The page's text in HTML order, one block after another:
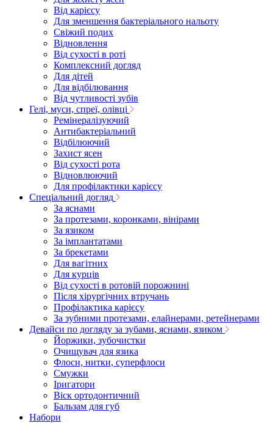
Від карієсу
Для зменшення бактеріального нальоту
Свіжий подих
Відновлення
Від сухості в роті
Комплексний догляд
Для дітей
Для відбілювання
Від чутливості зубів
Гелі, муси, спреї, олівці
Ремінералізуючий
Антибактеріальний
Відбілюючий
Захист ясен
Від сухості рота
Відновлюючий
Для профілактики карієсу
Спеціальний догляд
За яснами
За протезами, коронками, вінірами
За язиком
За імплантатами
За брекетами
Для вагітних
Для курців
Від сухості в ротовій порожнині
Після хірургічних втручань
Профілактика карієсу
За зубними протезами, елайнерами, ретейнерами
Девайси по догляду за зубами, яснами, язиком
Йоржики, зубочистки
Очищувач для язика
Флоси, нитки, суперфлоси
Смужки
Іригатори
Віск ортодонтичний
Бальзам для губ
Набори